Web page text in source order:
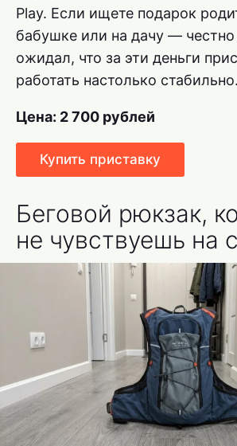
Play. Если ищете подарок
бабушке или на дачу — честно
ожидал, что за эти деньги
работать настолько стабильно.
Цена: 2 700 рублей
Купить приставку
Беговой рюкзак,
не чувствуешь на